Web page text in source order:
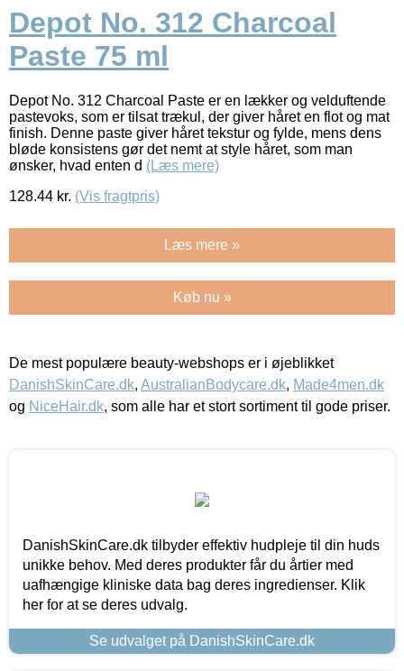
Depot No. 312 Charcoal
Paste 75 ml
Depot No. 312 Charcoal Paste er en lækker og velduftende
pastevoks, som er tilsat trækul, der giver håret en flot og mat
finish. Denne paste giver håret tekstur og fylde, mens dens
bløde konsistens gør det nemt at style håret, som man
ønsker, hvad enten d (Læs mere)
128.44 kr. (Vis fragtpris)
Læs mere »
Køb nu »
De mest populære beauty-webshops er i øjeblikket
DanishSkinCare.dk, AustralianBodycare.dk, Made4men.dk
og NiceHair.dk, som alle har et stort sortiment til gode priser.
DanishSkinCare.dk tilbyder effektiv hudpleje til din huds
unikke behov. Med deres produkter får du årtier med
uafhængige kliniske data bag deres ingredienser. Klik
her for at se deres udvalg.
Se udvalget på DanishSkinCare.dk